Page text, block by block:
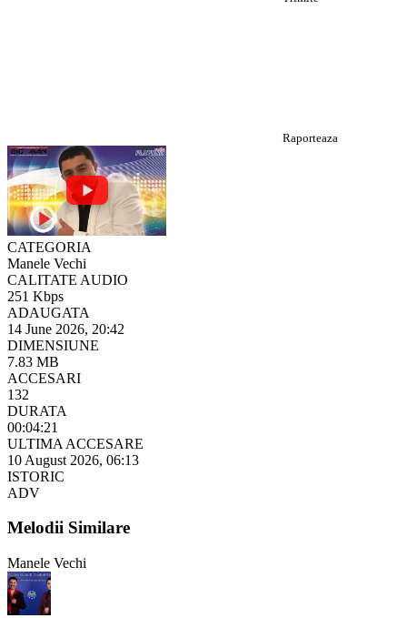
Raporteaza
CATEGORIA
Manele Vechi
CALITATE AUDIO
251 Kbps
ADAUGATA
14 June 2026, 20:42
DIMENSIUNE
7.83 MB
ACCESARI
132
DURATA
00:04:21
ULTIMA ACCESARE
10 August 2026, 06:13
ISTORIC
ADV
Melodii Similare
Manele Vechi